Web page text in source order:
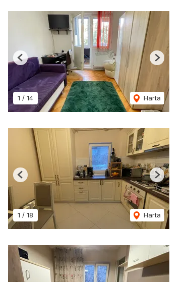
1 / 14 Harta
Previous Next
1 / 18 Harta
Previous Next